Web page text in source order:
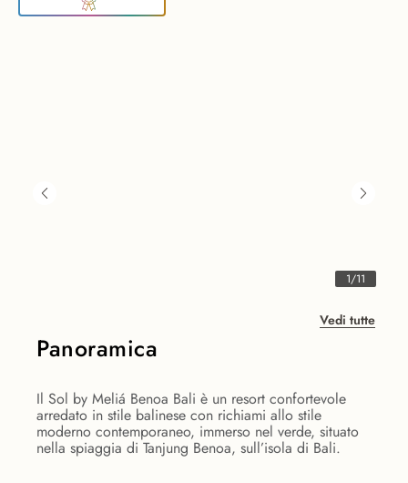
1/11
Vedi tutte
Panoramica
Il Sol by Meliá Benoa Bali è un resort confortevole
arredato in stile balinese con richiami allo stile
moderno contemporaneo, immerso nel verde, situato
nella spiaggia di Tanjung Benoa, sull’isola di Bali.